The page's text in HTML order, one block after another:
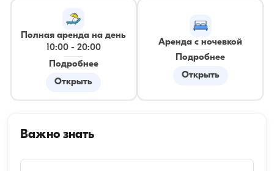
Полная аренда на день
10:00- 20:00
Подробнее
Открыть
Аренда с ночевкой
Подробнее
Открыть
Важно знать